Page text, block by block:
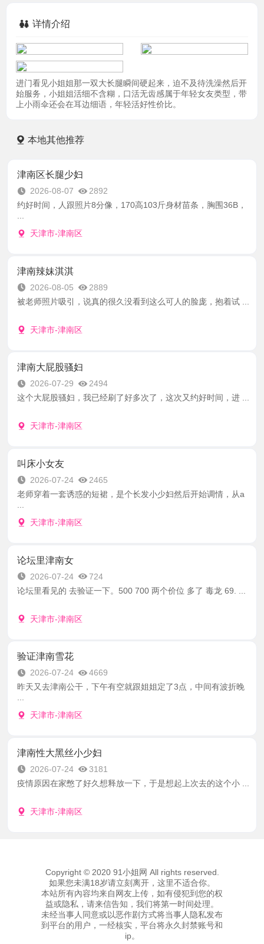
详情介绍
进门看见小姐姐那一双大长腿瞬间硬起来，迫不及待洗澡然后开
始服务，小姐姐活细不含糊，口活无齿感属于年轻女友类型，带
上小雨伞还会在耳边细语，年轻活好性价比。
本地其他推荐
津南区长腿少妇
2026-08-07
2892
约好时间，人跟照片8分像，170高103斤身材苗条，胸围36B，
...
天津市-津南区
津南辣妹淇淇
2026-08-05
2889
被老师照片吸引，说真的很久没看到这么可人的脸庞，抱着试 ...
天津市-津南区
津南大屁股骚妇
2026-07-29
2494
这个大屁股骚妇，我已经刷了好多次了，这次又约好时间，进 ...
天津市-津南区
叫床小女友
2026-07-24
2465
老师穿着一套诱惑的短裙，是个长发小少妇然后开始调情，从a
天津市-津南区
论坛里津南女
2026-07-24
724
论坛里看见的 去验证一下。500 700 两个价位 多了 毒龙 69. ...
天津市-津南区
验证津南雪花
2026-07-24
4669
昨天又去津南公干，下午有空就跟姐姐定了3点，中间有波折晚
...
天津市-津南区
津南性大黑丝小少妇
2026-07-24
3181
疫情原因在家憋了好久想释放一下，于是想起上次去的这个小 ...
天津市-津南区
Copyright © 2020 91小姐网 All rights reserved.
如果您未满18岁请立刻离开，这里不适合你。
本站所有內容均来自网友上传，如有侵犯到您的权
益或隐私，请来信告知，我们将第一时间处理。
未经当事人同意或以恶作剧方式将当事人隐私发布
到平台的用户，一经核实，平台将永久封禁账号和
ip。